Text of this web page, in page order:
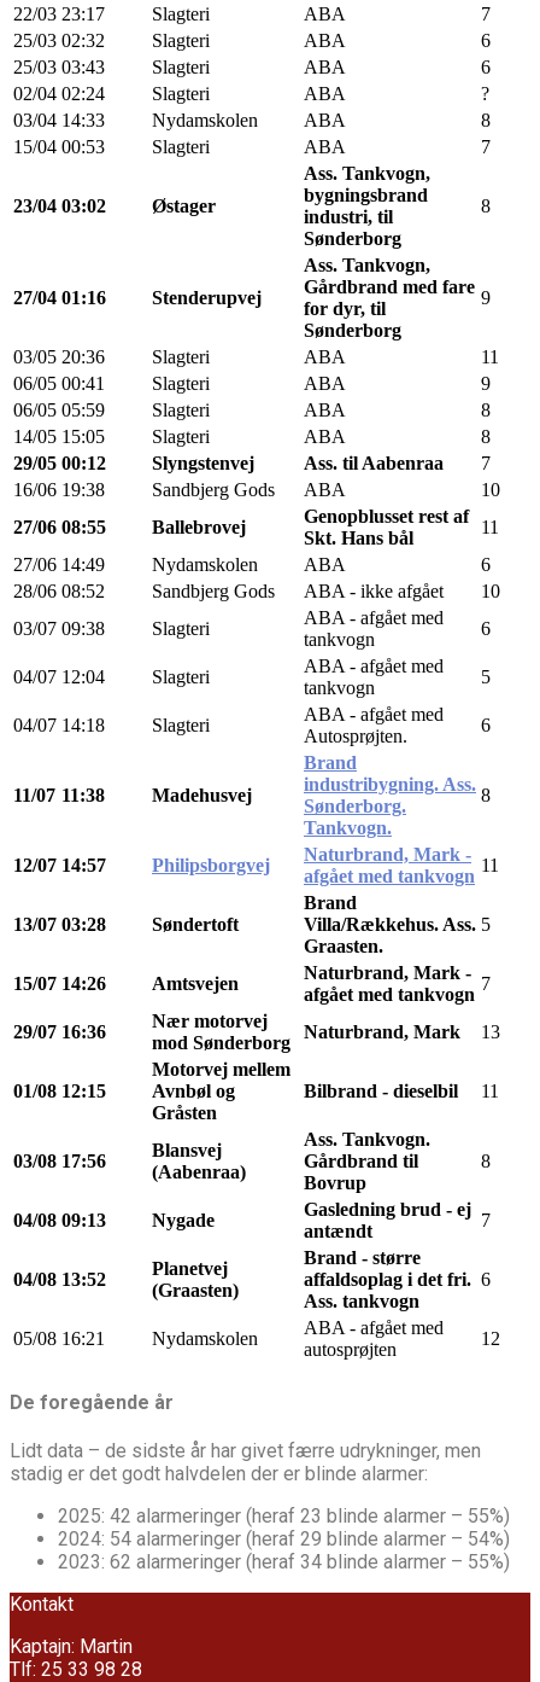
22/03 23:17 Slagteri ABA
7
25/03 02:32 Slagteri ABA
6
25/03 03:43 Slagteri ABA
6
02/04 02:24 Slagteri ABA
?
03/04 14:33 Nydamskolen ABA
8
15/04 00:53 Slagteri ABA 7
23/04 03:02 Østager
Ass. Tankvogn,
bygningsbrand
industri, til
Sønderborg
8
27/04 01:16 Stenderupvej
Ass. Tankvogn,
Gårdbrand med fare
for dyr, til
Sønderborg
9
03/05 20:36 Slagteri ABA
11
06/05 00:41 Slagteri ABA
9
06/05 05:59 Slagteri ABA
8
14/05 15:05 Slagteri ABA
8
29/05 00:12 Slyngstenvej Ass. til Aabenraa
7
16/06 19:38 Sandbjerg Gods ABA
10
27/06 08:55 Ballebrovej
Genopblusset rest af
Skt. Hans bål
11
27/06 14:49 Nydamskolen ABA
6
28/06 08:52 Sandbjerg Gods ABA - ikke afgået
10
03/07 09:38 Slagteri
ABA - afgået med
tankvogn
6
04/07 12:04 Slagteri
ABA - afgået med
tankvogn
5
04/07 14:18 Slagteri
ABA - afgået med
Autosprøjten.
6
11/07 11:38 Madehusvej
Brand
industribygning. Ass.
Sønderborg.
Tankvogn.
8
12/07 14:57 Philipsborgvej
Naturbrand, Mark -
afgået med tankvogn
11
13/07 03:28 Søndertoft
Brand
Villa/Rækkehus. Ass.
Graasten.
5
15/07 14:26 Amtsvejen
Naturbrand, Mark -
afgået med tankvogn
7
29/07 16:36
Nær motorvej
mod Sønderborg
Naturbrand, Mark 13
01/08 12:15
Motorvej mellem
Avnbøl og
Gråsten
Bilbrand - dieselbil 11
03/08 17:56
Blansvej
(Aabenraa)
Ass. Tankvogn.
Gårdbrand til
Bovrup
8
04/08 09:13 Nygade
Gasledning brud - ej
antændt
7
04/08 13:52
Planetvej
(Graasten)
Brand - større
affaldsoplag i det fri.
Ass. tankvogn
6
05/08 16:21 Nydamskolen
ABA - afgået med
autosprøjten
12
De foregående år
Lidt data – de sidste år har givet færre udrykninger, men
stadig er det godt halvdelen der er blinde alarmer:
2025: 42 alarmeringer (heraf 23 blinde alarmer – 55%)
2024: 54 alarmeringer (heraf 29 blinde alarmer – 54%)
2023: 62 alarmeringer (heraf 34 blinde alarmer – 55%)
Kontakt
Kaptajn: Martin
Tlf: 25 33 98 28